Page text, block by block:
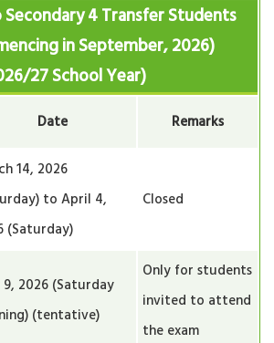
4 Transfer Students
in September, 2026)
27 School Year)
Date Remarks
14, 2026
to April 4,
(Saturday)
Closed
2026 (Saturday
(tentative)
Only for students
invited to attend
the exam